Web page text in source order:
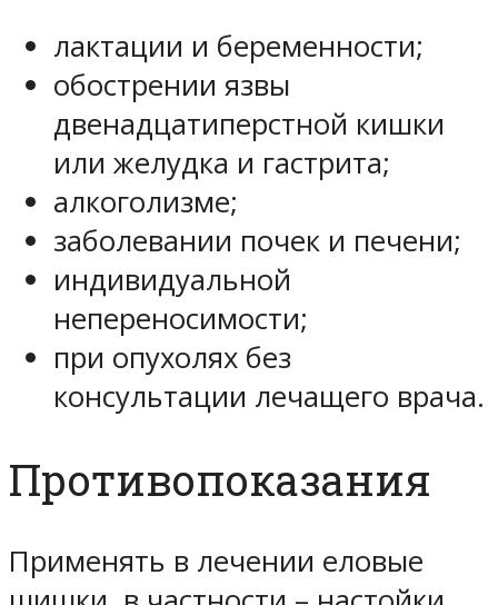
лактации и беременности;
обострении язвы
двенадцатиперстной кишки
или желудка и гастрита;
алкоголизме;
заболевании почек и печени;
индивидуальной
непереносимости;
при опухолях без
консультации лечащего врача.
Противопоказания
Применять в лечении еловые